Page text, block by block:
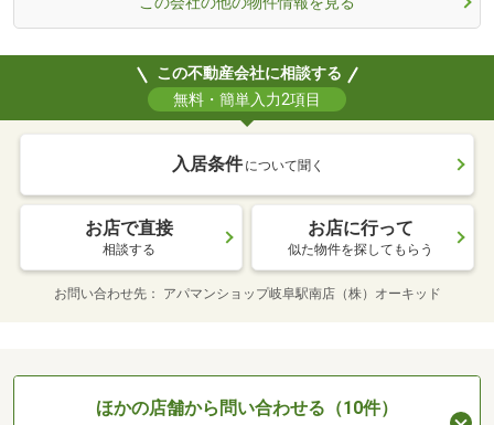
この不動産会社に相談する
無料・簡単入力2項目
入居条件 について聞く
お店で直接
相談する
お店に行って
似た物件を探してもらう
お問い合わせ先 アパマンショップ岐阜駅南店（株）オーキッド
ほかの店舗から問い合わせる（10件）